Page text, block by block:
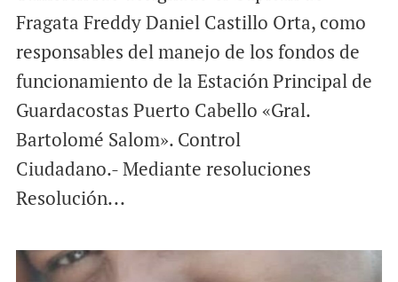
Fragata Freddy Daniel Castillo Orta, como
responsables del manejo de los fondos de
funcionamiento de la Estación Principal de
Guardacostas Puerto Cabello «Gral.
Bartolomé Salom». Control
Ciudadano.- Mediante resoluciones
Resolución...